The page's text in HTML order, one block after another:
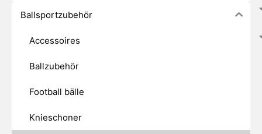
Ballsportzubehör
Accessoires
Ballzubehör
Football bälle
Knieschoner